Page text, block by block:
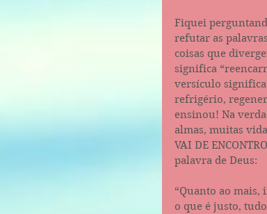
Fiquei
refutar as
coisas que
significa
versículo
refrigério,
ensinou! Na
almas, muitas
VAI DE
palavra de Deus:
“Quanto ao mais,
o que é justo,